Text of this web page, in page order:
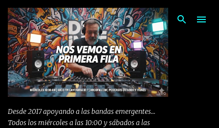
Ir al contenido principal
Desde 2017 apoyando a las bandas emergentes...
Todos los miércoles a las 10:00 y sábados a las